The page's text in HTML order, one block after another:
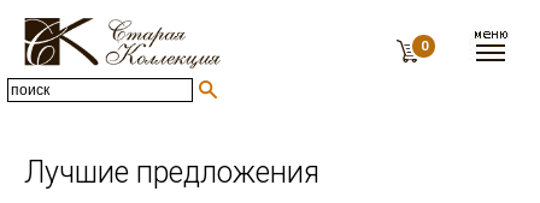
0
Лучшие предложения